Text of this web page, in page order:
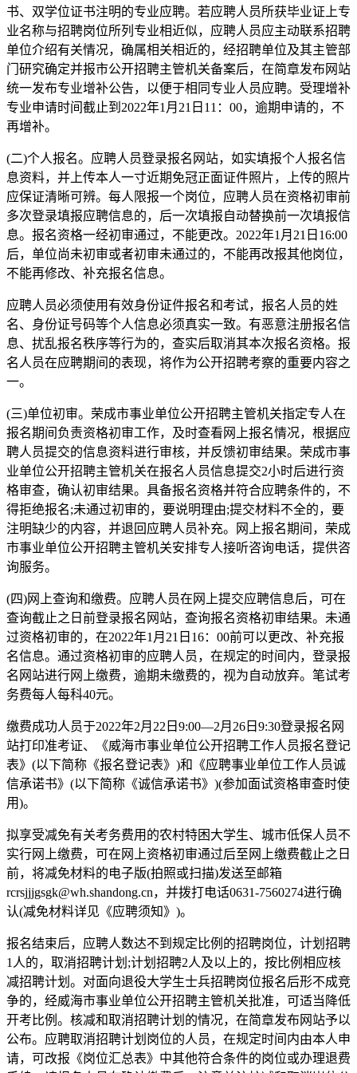
书、双学位证书注明的专业应聘。若应聘人员所获毕业证上专
业名称与招聘岗位所列专业相近似，应聘人员应主动联系招聘
单位介绍有关情况，确属相关相近的，经招聘单位及其主管部
门研究确定并报市公开招聘主管机关备案后，在简章发布网站
统一发布专业增补公告，以便于相同专业人员应聘。受理增补
专业申请时间截止到2022年1月21日11：00，逾期申请的，不
再增补。
(二)个人报名。应聘人员登录报名网站，如实填报个人报名信
息资料，并上传本人一寸近期免冠正面证件照片，上传的照片
应保证清晰可辨。每人限报一个岗位，应聘人员在资格初审前
多次登录填报应聘信息的，后一次填报自动替换前一次填报信
息。报名资格一经初审通过，不能更改。2022年1月21日16:00
后，单位尚未初审或者初审未通过的，不能再改报其他岗位，
不能再修改、补充报名信息。
应聘人员必须使用有效身份证件报名和考试，报名人员的姓
名、身份证号码等个人信息必须真实一致。有恶意注册报名信
息、扰乱报名秩序等行为的，查实后取消其本次报名资格。报
名人员在应聘期间的表现，将作为公开招聘考察的重要内容之
一。
(三)单位初审。荣成市事业单位公开招聘主管机关指定专人在
报名期间负责资格初审工作，及时查看网上报名情况，根据应
聘人员提交的信息资料进行审核，并反馈初审结果。荣成市事
业单位公开招聘主管机关在报名人员信息提交2小时后进行资
格审查，确认初审结果。具备报名资格并符合应聘条件的，不
得拒绝报名;未通过初审的，要说明理由;提交材料不全的，要
注明缺少的内容，并退回应聘人员补充。网上报名期间，荣成
市事业单位公开招聘主管机关安排专人接听咨询电话，提供咨
询服务。
(四)网上查询和缴费。应聘人员在网上提交应聘信息后，可在
查询截止之日前登录报名网站，查询报名资格初审结果。未通
过资格初审的，在2022年1月21日16：00前可以更改、补充报
名信息。通过资格初审的应聘人员，在规定的时间内，登录报
名网站进行网上缴费，逾期未缴费的，视为自动放弃。笔试考
务费每人每科40元。
缴费成功人员于2022年2月22日9:00—2月26日9:30登录报名网
站打印准考证、《威海市事业单位公开招聘工作人员报名登记
表》(以下简称《报名登记表》)和《应聘事业单位工作人员诚
信承诺书》(以下简称《诚信承诺书》)(参加面试资格审查时使
用)。
拟享受减免有关考务费用的农村特困大学生、城市低保人员不
实行网上缴费，可在网上资格初审通过后至网上缴费截止之日
前，将减免材料的电子版(拍照或扫描)发送至邮箱
rcrsjjjgsgk@wh.shandong.cn，并拨打电话0631-7560274进行确
认(减免材料详见《应聘须知》)。
报名结束后，应聘人数达不到规定比例的招聘岗位，计划招聘
1人的，取消招聘计划;计划招聘2人及以上的，按比例相应核
减招聘计划。对面向退役大学生士兵招聘岗位报名后形不成竞
争的，经威海市事业单位公开招聘主管机关批准，可适当降低
开考比例。核减和取消招聘计划的情况，在简章发布网站予以
公布。应聘取消招聘计划岗位的人员，在规定时间内由本人申
请，可改报《岗位汇总表》中其他符合条件的岗位或办理退费